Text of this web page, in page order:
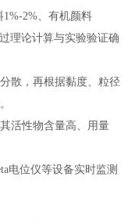
2%、有机颜料
理论计算与实验验证确
散，再根据黏度、粒径
活性物含量高、用量
位仪等设备实时监测